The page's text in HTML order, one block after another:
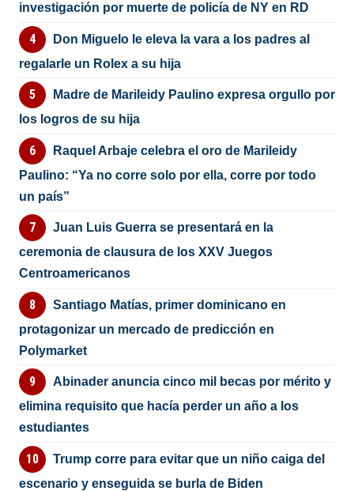
investigación por muerte de policía de NY en RD
Don Miguelo le eleva la vara a los padres al
regalarle un Rolex a su hija
Madre de Marileidy Paulino expresa orgullo por
los logros de su hija
Raquel Arbaje celebra el oro de Marileidy
Paulino: “Ya no corre solo por ella, corre por todo
un país”
Juan Luis Guerra se presentará en la
ceremonia de clausura de los XXV Juegos
Centroamericanos
Santiago Matías, primer dominicano en
protagonizar un mercado de predicción en
Polymarket
Abinader anuncia cinco mil becas por mérito y
elimina requisito que hacía perder un año a los
estudiantes
Trump corre para evitar que un niño caiga del
escenario y enseguida se burla de Biden